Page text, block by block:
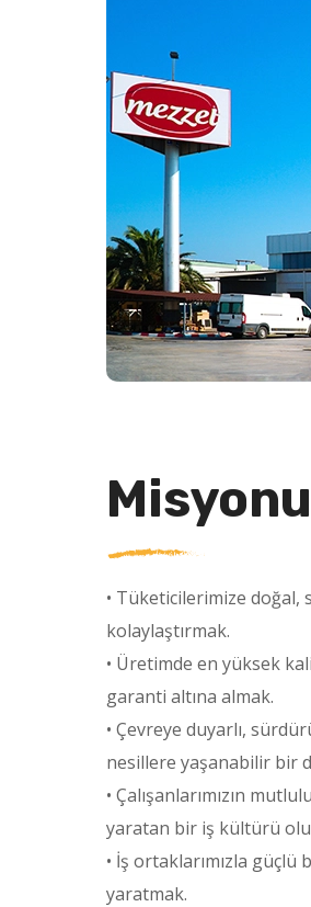
• Tüketicilerimize doğal,
kolaylaştırmak.
• Üretimde en yüksek
garanti altına almak.
• Çevreye duyarlı,
nesillere yaşanabilir bir
• Çalışanlarımızın
yaratan bir iş kültürü
• İş ortaklarımızla
yaratmak.